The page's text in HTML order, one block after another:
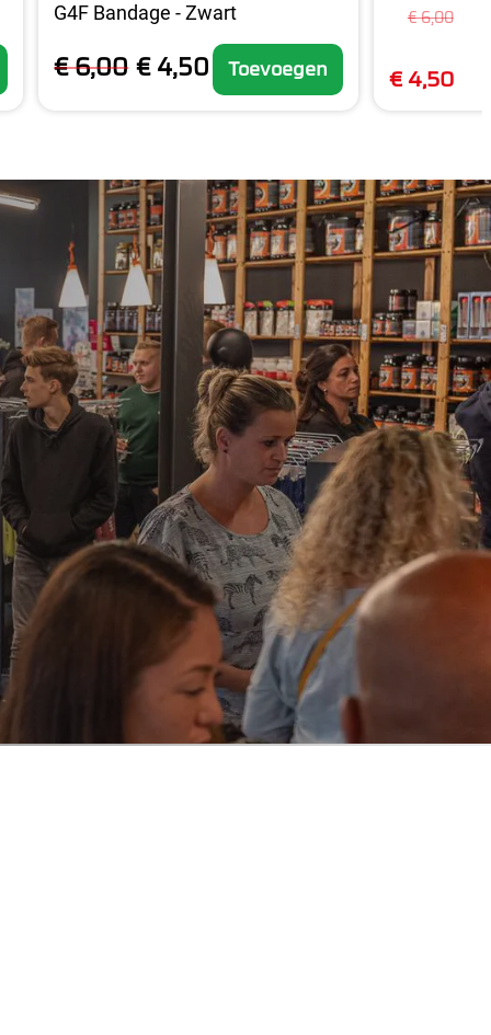
G4F Bandage - Zwart
€ 4,50
€ 6,00 Toevoegen
€ 6,00
€ 4,50